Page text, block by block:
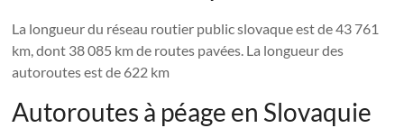
La longueur du réseau routier public slovaque est de 43 761
km, dont 38 085 km de routes pavées. La longueur des
autoroutes est de 622 km
Autoroutes à péage en Slovaquie